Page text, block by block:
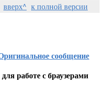
вверх^ к полной версии
сообщение
работе с браузерами